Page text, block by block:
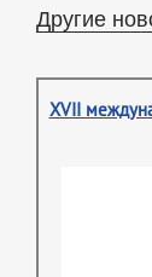
Другие
XVII